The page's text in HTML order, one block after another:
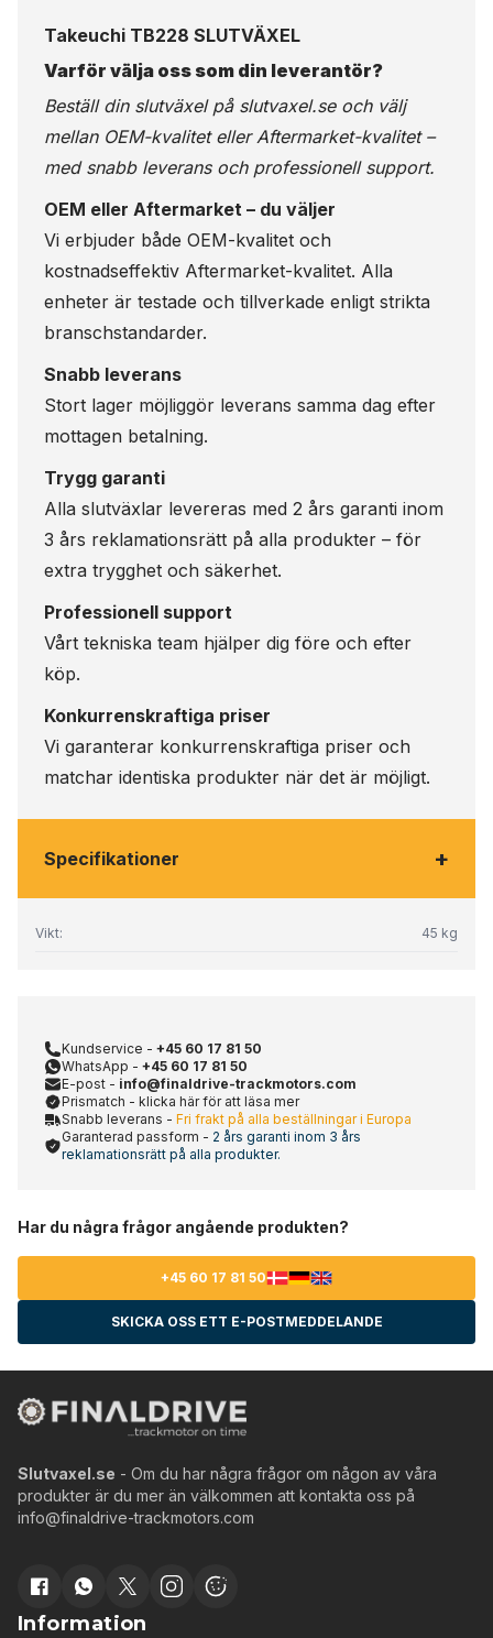
Takeuchi TB228 SLUTVÄXEL
Varför välja oss som din leverantör?
Beställ din slutväxel på slutvaxel.seoch välj
mellan OEM-kvalitet eller Aftermarket-kvalitet –
med snabb leverans och professionell support.
OEM eller Aftermarket – du väljer
Vi erbjuder både OEM-kvalitet och
kostnadseffektiv Aftermarket-kvalitet. Alla
enheter är testade och tillverkade enligt strikta
branschstandarder.
Snabb leverans
Stort lager möjliggör leverans samma dag efter
mottagen betalning.
Trygg garanti
Alla slutväxlar levereras med 2 års garanti inom
3 års reklamationsrätt på alla produkter – för
extra trygghet och säkerhet.
Professionell support
Vårt tekniska team hjälper dig före och efter
köp.
Konkurrenskraftiga priser
Vi garanterar konkurrenskraftiga priser och
matchar identiska produkter när det är möjligt.
Specifikationer +
Vikt: 45 kg
Kundservice - +45 60 17 81 50
WhatsApp - +45 60 17 81 50
E-post - info@finaldrive-trackmotors.com
Prismatch - klicka här för att läsa mer
Snabb leverans - Fri frakt på alla beställningar i Europa
Garanterad passform - 2 års garanti inom 3 års
reklamationsrätt på alla produkter.
Har du några frågor angående produkten?
+45 60 17 81 50
SKICKA OSS ETT E-POSTMEDDELANDE
Slutvaxel.se - Om du har några frågor om någon av våra
produkter är du mer än välkommen att kontakta oss på
info@finaldrive-trackmotors.com
Information